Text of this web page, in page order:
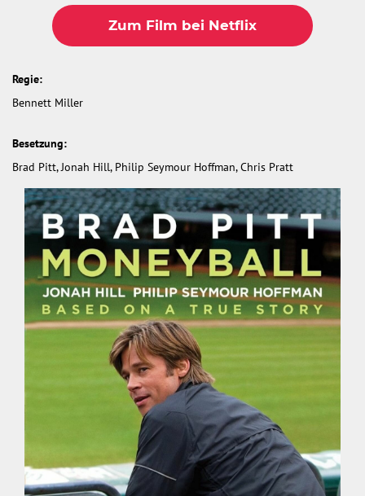
Zum Film bei Netflix
Regie:
Bennett Miller
Besetzung:
Brad Pitt, Jonah Hill, Philip Seymour Hoffman, Chris Pratt